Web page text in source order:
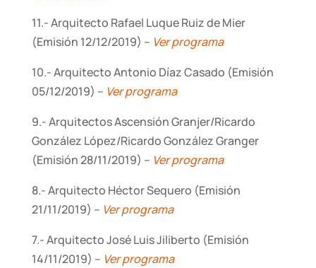
11.- Arquitecto Rafael Luque Ruiz de Mier
(Emisión 12/12/2019) – Ver programa
10.- Arquitecto Antonio Díaz Casado (Emisión
05/12/2019) – Ver programa
9.- Arquitectos Ascensión Granjer/Ricardo
González López/Ricardo González Granger
(Emisión 28/11/2019) – Ver programa
8.- Arquitecto Héctor Sequero (Emisión
21/11/2019) – Ver programa
7.- Arquitecto José Luis Jiliberto (Emisión
14/11/2019) – Ver programa